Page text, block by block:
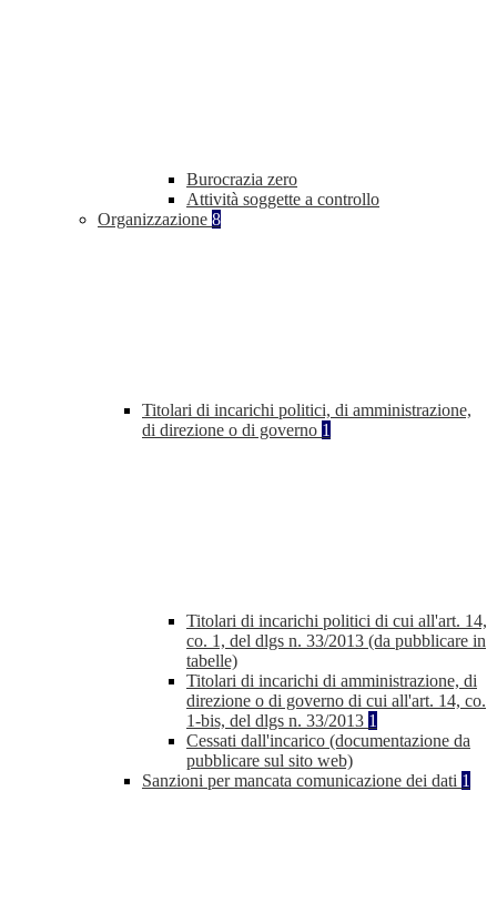
Burocrazia zero
Attività soggette a controllo
Organizzazione 8
Titolari di incarichi politici, di amministrazione,
di direzione o di governo 1
Titolari di incarichi politici di cui all'art. 14,
co. 1, del dlgs n. 33/2013 (da pubblicare in
tabelle)
Titolari di incarichi di amministrazione, di
direzione o di governo di cui all'art. 14, co.
1-bis, del dlgs n. 33/2013 1
Cessati dall'incarico (documentazione da
pubblicare sul sito web)
Sanzioni per mancata comunicazione dei dati 1